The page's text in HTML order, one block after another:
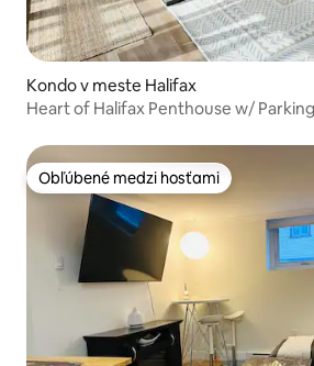
Kondo v meste Halifax
Heart of Halifax Penthouse w/
Obľúbené medzi hosťami
Obľúbené medzi hosťami